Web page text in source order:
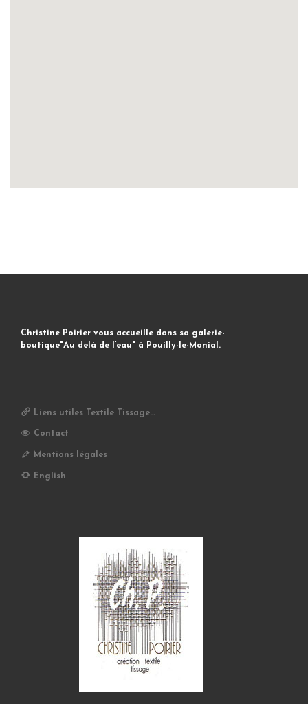
Christine Poirier vous accueille dans sa galerie-
boutique"Au delà de l’eau" à Pouilly-le-Monial.
Liens utiles Textile Tissage…
Contact
Mentions légales
English